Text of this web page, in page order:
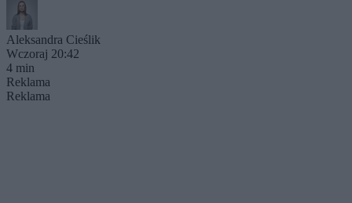
Aleksandra Cieślik
Wczoraj 20:42
4 min
Reklama
Reklama